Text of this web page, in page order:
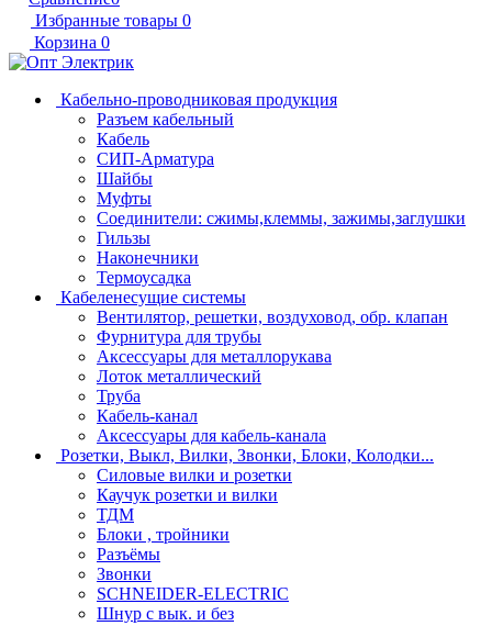
Избранные товары 0
Корзина 0
Кабельно-проводниковая продукция
Разъем кабельный
Кабель
СИП-Арматура
Шайбы
Муфты
Соединители: сжимы,клеммы, зажимы,заглушки
Гильзы
Наконечники
Термоусадка
Кабеленесущие системы
Вентилятор, решетки, воздуховод, обр. клапан
Фурнитура для трубы
Аксессуары для металлорукава
Лоток металлический
Труба
Кабель-канал
Аксессуары для кабель-канала
Розетки, Выкл, Вилки, Звонки, Блоки, Колодки...
Силовые вилки и розетки
Каучук розетки и вилки
ТДМ
Блоки , тройники
Разъёмы
Звонки
SCHNEIDER-ELECTRIC
Шнур с вык. и без